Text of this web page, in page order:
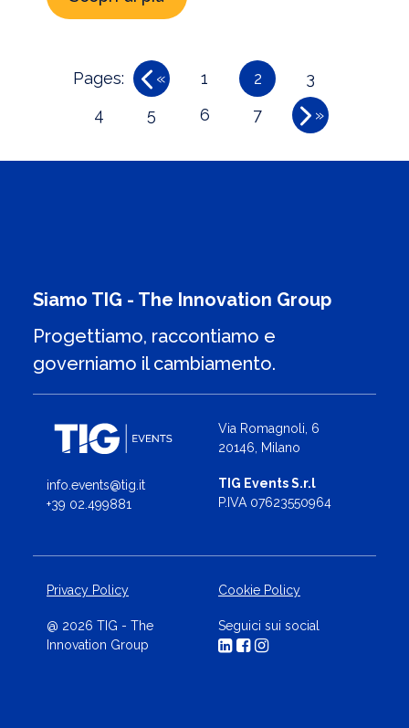
Pages: « 1 2
3
4
5 6 7 »
Siamo TIG - The Innovation Group
Progettiamo, raccontiamo e
governiamo il cambiamento.
info.events@tig.it
+39 02.499881
Via Romagnoli, 6
20146, Milano
TIG Events S.r.l
P.IVA 07623550964
Privacy Policy Cookie Policy
@ 2026 TIG - The
Innovation Group
Seguici sui social